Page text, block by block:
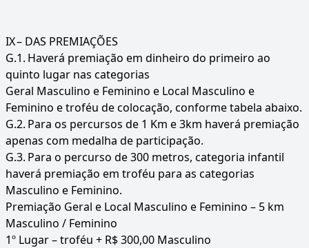
IX– DAS PREMIAÇÕES
G.1. Haverá premiação em dinheiro do primeiro ao
quinto lugar nas categorias
Geral Masculino e Feminino e Local Masculino e
Feminino e troféu de colocação, conforme tabela abaixo.
G.2. Para os percursos de 1 Km e 3km haverá premiação
apenas com medalha de participação.
G.3. Para o percurso de 300 metros, categoria infantil
haverá premiação em troféu para as categorias
Masculino e Feminino.
Premiação Geral e Local Masculino e Feminino – 5 km
Masculino / Feminino
1º Lugar – troféu + R$ 300,00 Masculino